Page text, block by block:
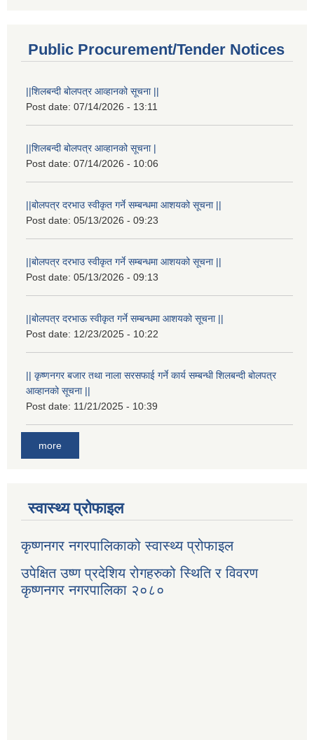
Public Procurement/Tender Notices
||शिलबन्दी बोलपत्र आव्हानको सूचना ||
Post date: 07/14/2026 - 13:11
||शिलबन्दी बोलपत्र आव्हानको सूचना |
Post date: 07/14/2026 - 10:06
||बोलपत्र दरभाउ स्वीकृत गर्ने सम्बन्धमा आशयको सूचना ||
Post date: 05/13/2026 - 09:23
||बोलपत्र दरभाउ स्वीकृत गर्ने सम्बन्धमा आशयको सूचना ||
Post date: 05/13/2026 - 09:13
||बोलपत्र दरभाऊ स्वीकृत गर्ने सम्बन्धमा आशयको सूचना ||
Post date: 12/23/2025 - 10:22
|| कृष्णनगर बजार तथा नाला सरसफाई गर्ने कार्य सम्बन्धी शिलबन्दी बोलपत्र
आव्हानको सूचना ||
Post date: 11/21/2025 - 10:39
more
स्वास्थ्य प्रोफाइल
कृष्णनगर नगरपालिकाको स्वास्थ्य प्रोफाइल
उपेक्षित उष्ण प्रदेशिय रोगहरुको स्थिति र विवरण
कृष्णनगर नगरपालिका २०८०